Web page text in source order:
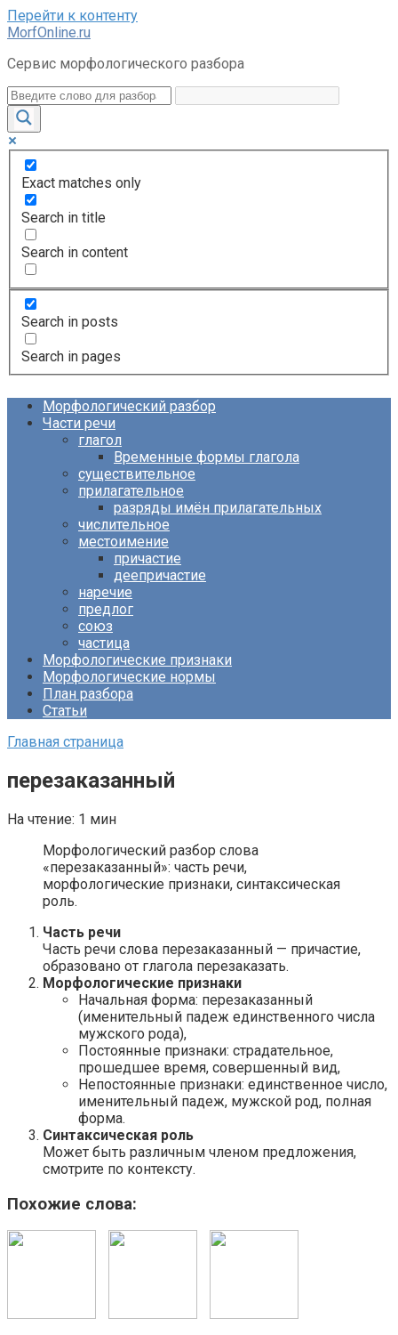
Перейти к контенту
MorfOnline.ru
Сервис морфологического разбора
Exact matches only
Search in title
Search in content
Search in posts
Search in pages
Морфологический разбор
Части речи
глагол
Временные формы глагола
существительное
прилагательное
разряды имён прилагательных
числительное
местоимение
причастие
деепричастие
наречие
предлог
союз
частица
Морфологические признаки
Морфологические нормы
План разбора
Статьи
Главная страница
перезаказанный
На чтение: 1 мин
Морфологический разбор слова
«перезаказанный»: часть речи,
морфологические признаки, синтаксическая
роль.
Часть речи
Часть речи слова перезаказанный — причастие,
образовано от глагола перезаказать.
Морфологические признаки
Начальная форма: перезаказанный
(именительный падеж единственного числа
мужского рода),
Постоянные признаки: страдательное,
прошедшее время, совершенный вид,
Непостоянные признаки: единственное число,
именительный падеж, мужской род, полная
форма.
Синтаксическая роль
Может быть различным членом предложения,
смотрите по контексту.
Похожие слова: